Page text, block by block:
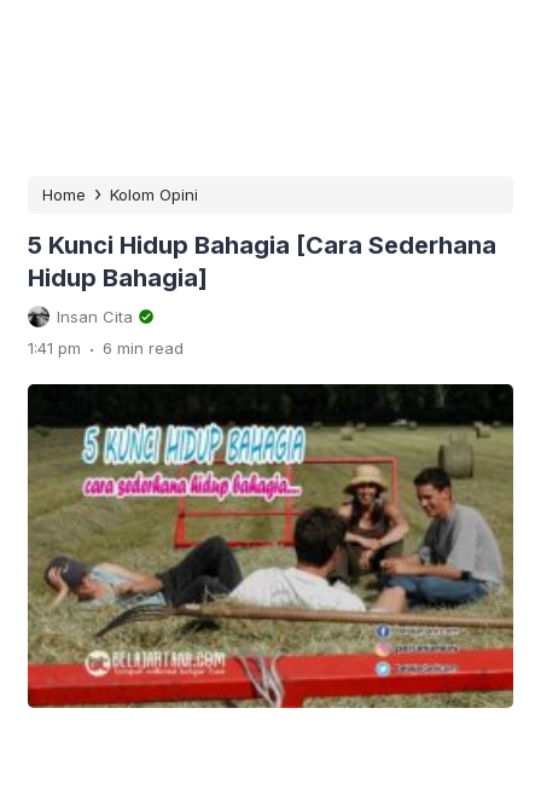
Home › Kolom Opini
5 Kunci Hidup Bahagia [Cara Sederhana
Hidup Bahagia]
Insan Cita
1:41 pm . 6 min read